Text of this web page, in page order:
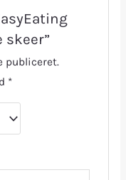
skeer”
publiceret.
*